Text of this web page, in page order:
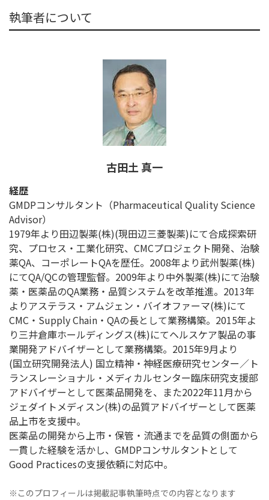
執筆者について
古田土 真一
経歴
GMDPコンサルタント（Pharmaceutical Quality Science
Advisor）
1979年より田辺製薬(株)(現田辺三菱製薬)にて合成探索研
究、プロセス・工業化研究、CMCプロジェクト開発、治験
薬QA、コーポレートQAを歴任。2008年より武州製薬(株)
にてQA/QCの管理監督。2009年より中外製薬(株)にて治験
薬・医薬品のQA業務・品質システムを改革推進。2013年
よりアステラス・アムジェン・バイオファーマ(株)にて
CMC・Supply Chain・QAの長として業務構築。2015年よ
り三井倉庫ホールディングス(株)にてヘルスケア製品の事
業開発アドバイザーとして業務構築。2015年9月より
(国立研究開発法人) 国立精神・神経医療研究センター／ト
ランスレーショナル・メディカルセンター臨床研究支援部
アドバイザーとして医薬品開発を、また2022年11月から
ジェダイトメディスン(株)の品質アドバイザーとして医薬
品上市を支援中。
医薬品の開発から上市・保管・流通までを品質の側面から
一貫した経験を活かし、GMDPコンサルタントとして
Good Practicesの支援依頼に対応中。
※このプロフィールは掲載記事執筆時点での内容となります